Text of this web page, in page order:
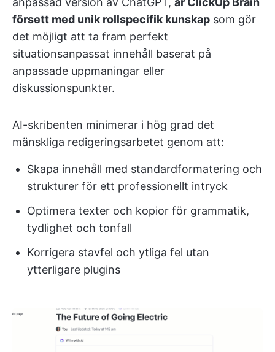
försett med unik rollspecifik kunskap som gör
det möjligt att ta fram perfekt
situationsanpassat innehåll baserat på
anpassade uppmaningar eller
diskussionspunkter.
AI-skribenten minimerar i hög grad det
mänskliga redigeringsarbetet genom att:
Skapa innehåll med standardformatering och
strukturer för ett professionellt intryck
Optimera texter och kopior för grammatik,
tydlighet och tonfall
Korrigera stavfel och ytliga fel utan
ytterligare plugins